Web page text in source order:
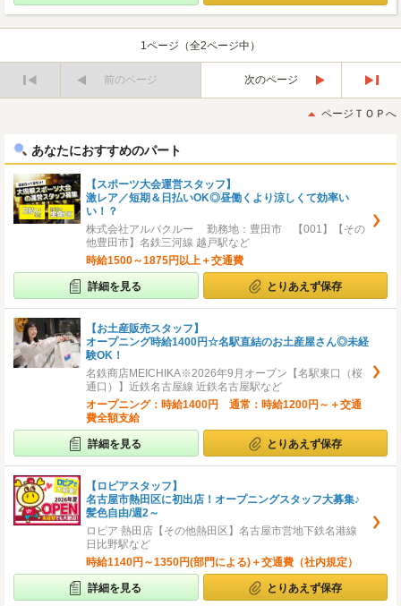
1ページ（全2ページ中）
前のページ
次のページ
後
ページＴＯＰへ
あなたにおすすめのパート
【スポーツ大会運営スタッフ】
激レア／短期＆日払いOK◎昼働くより涼しくて効率い
い！？
株式会社アルバクルー 勤務地：豊田市 【001】【その
他豊田市】名鉄三河線 越戸駅など
時給1500～1875円以上＋交通費
詳細を見る とりあえず保存
【お土産販売スタッフ】
オープニング時給1400円☆名駅直結のお土産屋さん◎未経
験OK！
名鉄商店MEICHIKA※2026年9月オープン【名駅東口（桜
通口）】近鉄名古屋線 近鉄名古屋駅など
オープニング：時給1400円 通常：時給1200円～＋交通
費全額支給
詳細を見る とりあえず保存
【ロピアスタッフ】
名古屋市熱田区に初出店！オープニングスタッフ大募集♪
髪色自由/週2～
ロピア 熱田店【その他熱田区】名古屋市営地下鉄名港線
日比野駅など
時給1140円～1350円(部門による)＋交通費（社内規定）
詳細を見る とりあえず保存